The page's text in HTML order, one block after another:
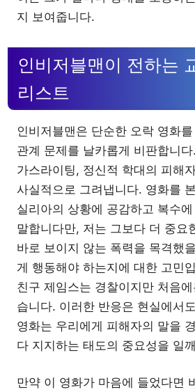
지 보여줍니다.
인비저블맨이 전하는
리스트
인비저블맨은 단순한 오락 영화
관계 문제를 날카롭게 비판합니
가스라이팅, 정신적 학대의 피해
사실적으로 그려냅니다. 영화를
실리아의 상황에 공감하고 복수
말합니다만, 저는 그보다 더 중요
바로 보이지 않는 폭력을 목격했
게 행동해야 하는지에 대한 고민
친구 제임스는 경찰이지만 처음
습니다. 이러한 반응은 현실에서
영화는 우리에게 피해자의 말을
다 지지하는 태도의 중요성을 일
만약 이 영화가 마음에 들었다면